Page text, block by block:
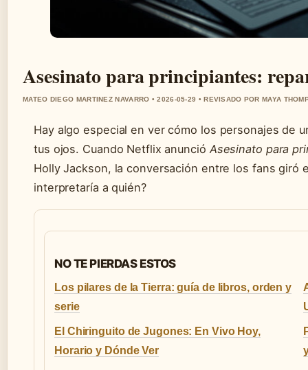
Asesinato para principiantes:
MATEO DIEGO MARTINEZ NAVARRO • 2026-05-29 • REVISADO POR MAYA
Hay algo especial en ver cómo los personajes de
tus ojos. Cuando Netflix anunció Asesinato para
Holly Jackson, la conversación entre los fans giró
interpretaría a quién?
NO TE PIERDAS ESTOS
Los pilares de la Tierra: guía de libros, orden y
serie
El Chiringuito de Jugones: En Vivo Hoy,
Horario y Dónde Ver